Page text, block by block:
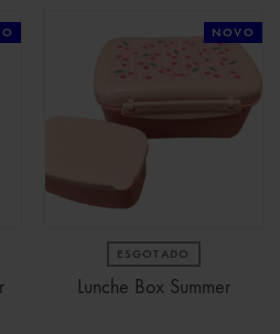
NOVO
ESGOTADO
Lunche Box Summer